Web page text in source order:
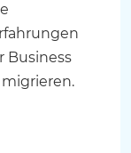
Business